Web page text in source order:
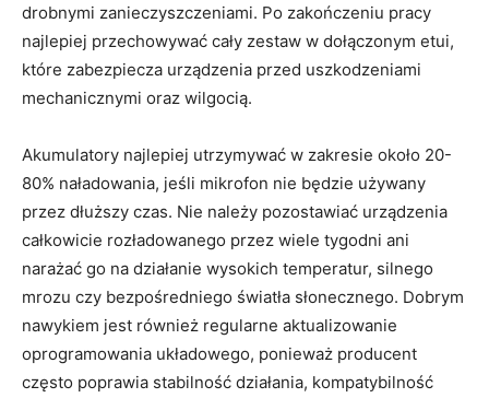
drobnymi zanieczyszczeniami. Po zakończeniu pracy
najlepiej przechowywać cały zestaw w dołączonym etui,
które zabezpiecza urządzenia przed uszkodzeniami
mechanicznymi oraz wilgocią.
Akumulatory najlepiej utrzymywać w zakresie około 20-
80% naładowania, jeśli mikrofon nie będzie używany
przez dłuższy czas. Nie należy pozostawiać urządzenia
całkowicie rozładowanego przez wiele tygodni ani
narażać go na działanie wysokich temperatur, silnego
mrozu czy bezpośredniego światła słonecznego. Dobrym
nawykiem jest również regularne aktualizowanie
oprogramowania układowego, ponieważ producent
często poprawia stabilność działania, kompatybilność